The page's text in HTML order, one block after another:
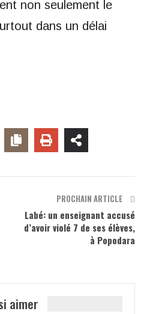
non seulement le
dans un délai
PROCHAIN ARTICLE
Labé: un enseignant accusé
d’avoir violé 7 de ses élèves,
à Popodara
aimer